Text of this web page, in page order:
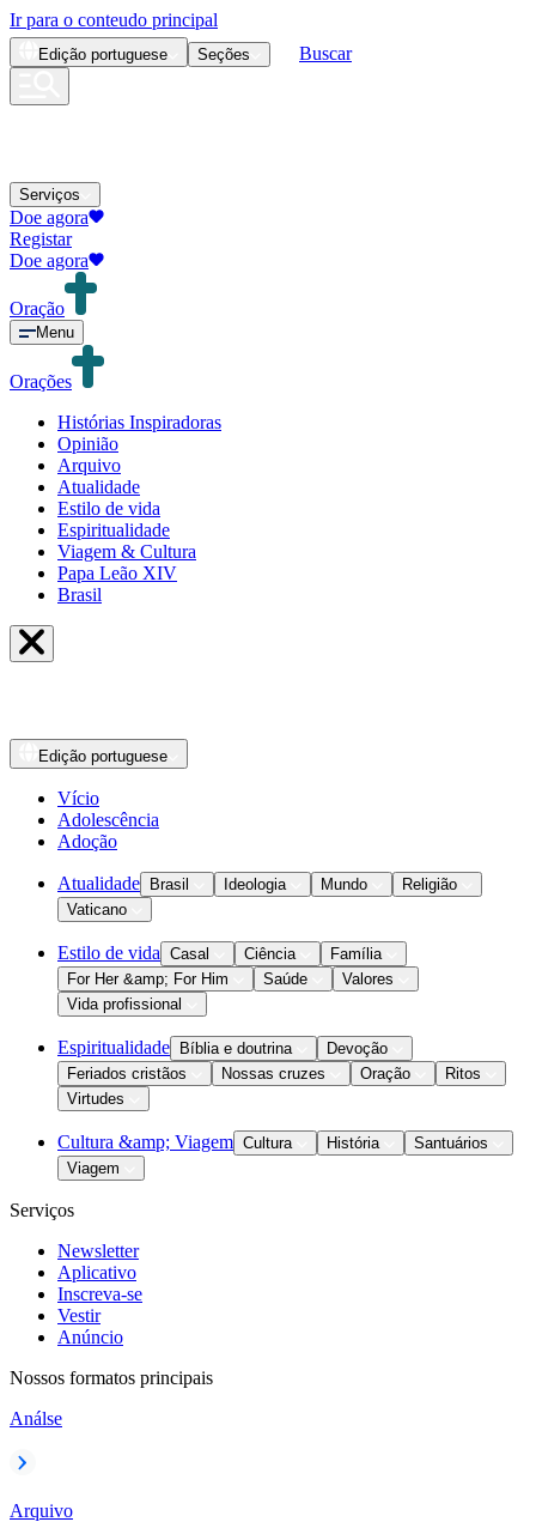
Ir para o conteudo principal
Edição portuguese Seções Buscar
Serviços
Doe agora
Registar
Doe agora
Oração
Menu
Orações
Histórias Inspiradoras
Opinião
Arquivo
Atualidade
Estilo de vida
Espiritualidade
Viagem & Cultura
Papa Leão XIV
Brasil
Edição portuguese
Vício
Adolescência
Adoção
Atualidade Brasil Ideologia Mundo
Religião
Vaticano
Estilo de vida Casal Ciência
Família
For Her &amp; For Him
Saúde
Valores
Vida profissional
Espiritualidade Bíblia e doutrina
Devoção
Feriados cristãos
Nossas cruzes Oração
Ritos
Virtudes
Cultura &amp; Viagem Cultura História
Santuários
Viagem
Serviços
Newsletter
Aplicativo
Inscreva-se
Vestir
Anúncio
Nossos formatos principais
Análse
Arquivo